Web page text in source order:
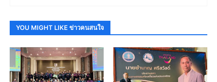
YOU MIGHT LIKE ข่าวคนสนใจ